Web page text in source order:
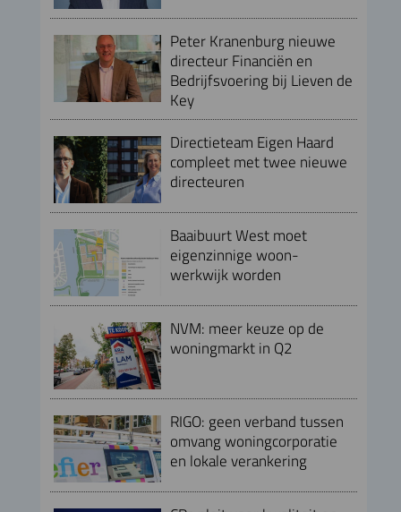
Peter Kranenburg nieuwe
directeur Financiën en
Bedrijfsvoering bij Lieven de
Key
Directieteam Eigen Haard
compleet met twee nieuwe
directeuren
Baaibuurt West moet
eigenzinnige woon-
werkwijk worden
NVM: meer keuze op de
woningmarkt in Q2
RIGO: geen verband tussen
omvang woningcorporatie
en lokale verankering